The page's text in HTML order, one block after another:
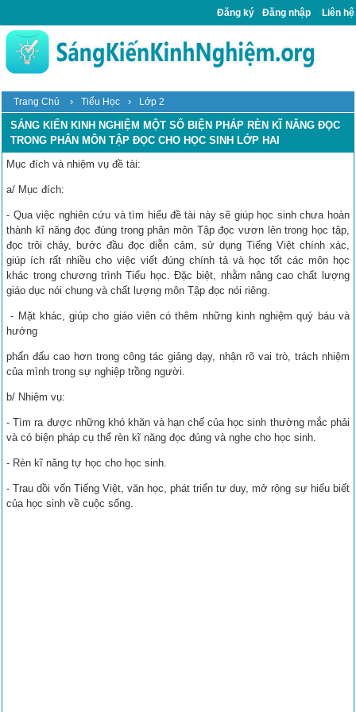
Đăng ký Đăng nhập Liên hệ
Trang Chủ › Tiểu Học › Lớp 2
SÁNG KIẾN KINH NGHIỆM MỘT SỐ BIỆN PHÁP RÈN KĨ NĂNG ĐỌC
TRONG PHÂN MÔN TẬP ĐỌC CHO HỌC SINH LỚP HAI
Mục đích và nhiệm vụ đề tài:
a/ Mục đích:
- Qua việc nghiên cứu và tìm hiểu đề tài này sẽ giúp học sinh chưa hoàn
thành kĩ năng đọc đúng trong phân môn Tập đọc vươn lên trong học tập,
đọc trôi chảy, bước đầu đọc diễn cảm, sử dụng Tiếng Việt chính xác,
giúp ích rất nhiều cho việc viết đúng chính tả và học tốt các môn học
khác trong chương trình Tiểu học. Đặc biệt, nhằm nâng cao chất lượng
giáo dục nói chung và chất lượng môn Tập đọc nói riêng.
- Mặt khác, giúp cho giáo viên có thêm những kinh nghiệm quý báu và
hướng
phấn đấu cao hơn trong công tác giảng dạy, nhận rõ vai trò, trách nhiệm
của mình trong sự nghiệp trồng người.
b/ Nhiệm vụ:
- Tìm ra được những khó khăn và hạn chế của học sinh thường mắc phải
và có biện pháp cụ thể rèn kĩ năng đọc đúng và nghe cho học sinh.
- Rèn kĩ năng tự học cho học sinh.
- Trau dồi vốn Tiếng Việt, văn học, phát triển tư duy, mở rộng sự hiểu biết
của học sinh về cuộc sống.